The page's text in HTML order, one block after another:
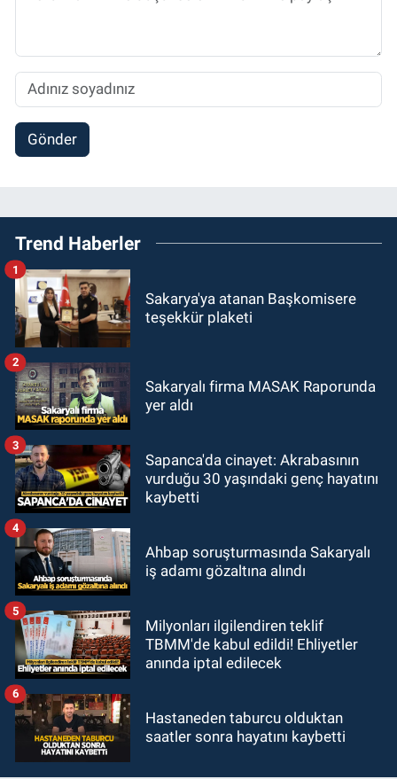
Gönder
Trend Haberler
Sakarya'ya atanan Başkomisere
teşekkür plaketi
1
Sakaryalı firma MASAK Raporunda
yer aldı
2
Sapanca'da cinayet: Akrabasının
vurduğu 30 yaşındaki genç hayatını
kaybetti
3
Ahbap soruşturmasında Sakaryalı
iş adamı gözaltına alındı
4
Milyonları ilgilendiren teklif
TBMM'de kabul edildi! Ehliyetler
anında iptal edilecek
5
Hastaneden taburcu olduktan
saatler sonra hayatını kaybetti
6